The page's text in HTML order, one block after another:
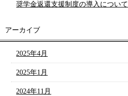
奨学金返還支援制度の導入について
アーカイブ
2025年4月
2025年1月
2024年11月